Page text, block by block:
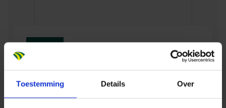
Toestemming Details Over
duurzame
stad, station en
in...